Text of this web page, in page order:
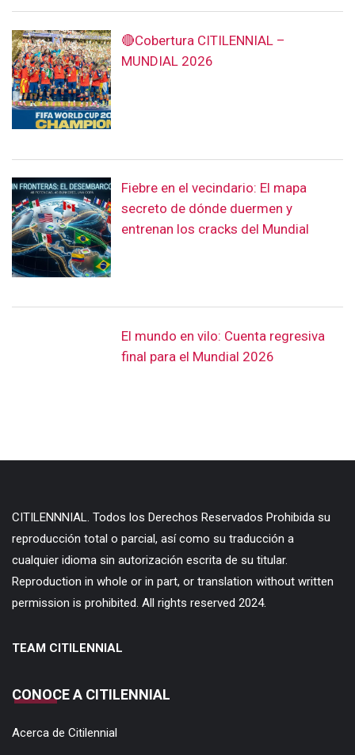
🔴Cobertura CITILENNIAL –
MUNDIAL 2026
Fiebre en el vecindario: El mapa
secreto de dónde duermen y
entrenan los cracks del Mundial
El mundo en vilo: Cuenta regresiva
final para el Mundial 2026
CITILENNNIAL. Todos los Derechos Reservados Prohibida su
reproducción total o parcial, así como su traducción a
cualquier idioma sin autorización escrita de su titular.
Reproduction in whole or in part, or translation without written
permission is prohibited. All rights reserved 2024.
TEAM CITILENNIAL
CONOCE A CITILENNIAL
Acerca de Citilennial